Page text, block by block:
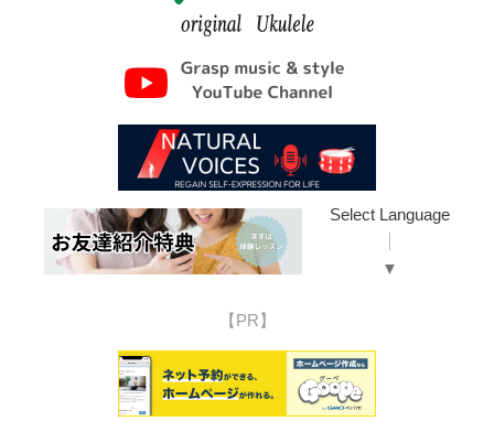
Select Language
▼
【PR】